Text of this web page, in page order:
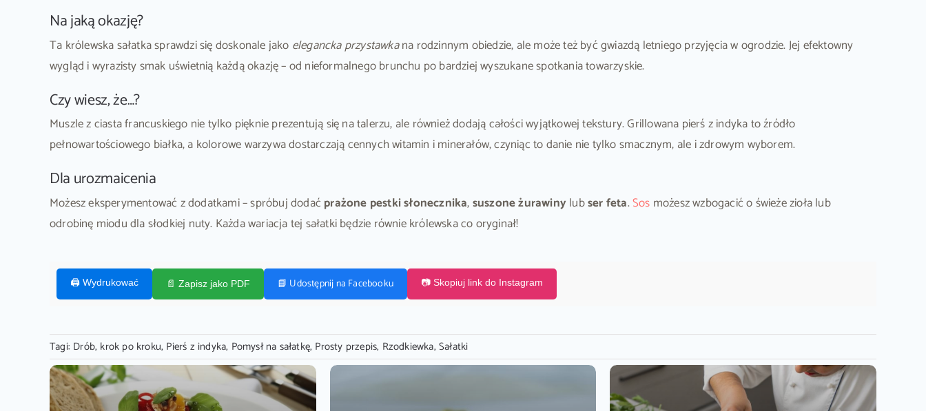
Na jaką okazję?
Ta królewska sałatka sprawdzi się doskonale jako elegancka przystawkana rodzinnym obiedzie, ale może też być gwiazdą letniego przyjęcia w ogrodzie. Jej efektowny
wygląd i wyrazisty smak uświetnią każdą okazję – od nieformalnego brunchu po bardziej wyszukane spotkania towarzyskie.
Czy wiesz, że…?
Muszle z ciasta francuskiego nie tylko pięknie prezentują się na talerzu, ale również dodają całości wyjątkowej tekstury. Grillowana pierś z indyka to źródło
pełnowartościowego białka, a kolorowe warzywa dostarczają cennych witamin i minerałów, czyniąc to danie nie tylko smacznym, ale i zdrowym wyborem.
Dla urozmaicenia
Możesz eksperymentować z dodatkami – spróbuj dodać prażone pestki słonecznika,suszone żurawiny lubser feta.Sos możesz wzbogacić o świeże zioła lub
odrobinę miodu dla słodkiej nuty. Każda wariacja tej sałatki będzie równie królewska co oryginał!
🖨️ Wydrukować 📄 Zapisz jako PDF 📘 Udostępnij na Facebooku 📷 Skopiuj link do Instagram
Tagi: Drób, krok po kroku, Pierś z indyka, Pomysł na sałatkę, Prosty przepis, Rzodkiewka,Sałatki